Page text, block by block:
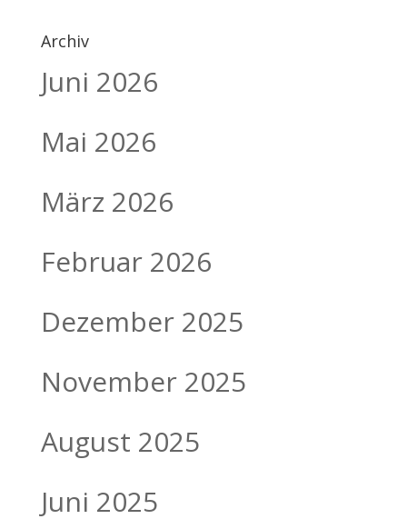
Archiv
Juni 2026
Mai 2026
März 2026
Februar 2026
Dezember 2025
November 2025
August 2025
Juni 2025